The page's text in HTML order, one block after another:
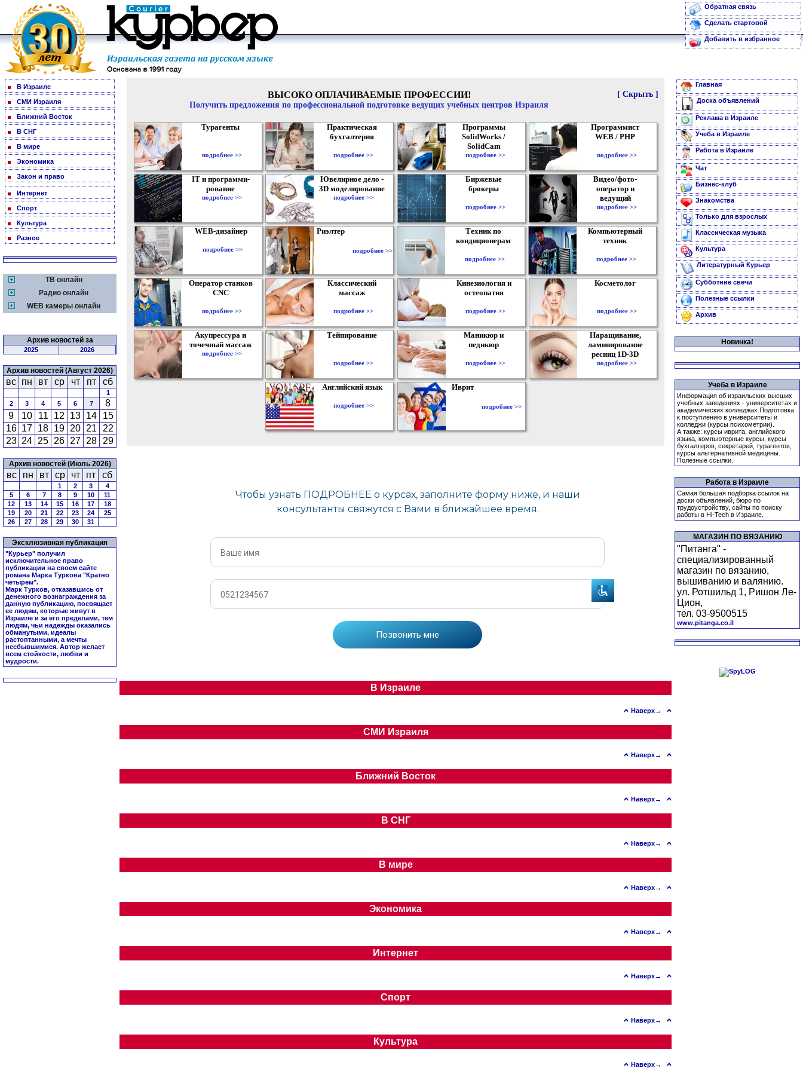
Обратная связь
Сделать стартовой
Добавить в избранное
В Израиле
СМИ Израиля
Ближний Восток
В СНГ
В мире
Экономика
Закон и право
Интернет
Спорт
Культура
Разное
ТВ онлайн
Радио онлайн
WEB камеры онлайн
Архив новостей за
2025 2026
Архив новостей (Август 2026)
вс пн вт ср чт пт сб
1
2
3 4 5 6 7
8
9
10 11 12 13 14
15
16 17 18 19 20 21
22
23 24 25 26 27 28 29
Архив новостей (Июль 2026)
вс пн вт ср чт пт сб
1 2 3
4
5
6 7 8 9 10
11
12
13 14 15 16 17
18
19
20 21 22 23 24
25
26
27 28 29 30 31
Эксклюзивная публикация
"Курьер" получил
исключительное право
публикации на своем сайте
романа Марка Туркова "Кратно
четырем".
Марк Турков, отказавшись от
денежного вознаграждения за
данную публикацию, посвящает
ее людям, которые живут в
Израиле и за его пределами, тем
людям, чьи надежды оказались
обманутыми, идеалы
растоптанными, а мечты
несбывшимися. Автор желает
всем стойкости, любви и
мудрости.
[ Скрыть ]
ВЫСОКО ОПЛАЧИВАЕМЫЕ ПРОФЕССИИ!
Получить предложения по профессиональной подготовке ведущих учебных центров Израиля
Турагенты
подробнее >>
Практическая
бухгалтерия
подробнее >>
Программы
SolidWorks /
SolidCam
подробнее >>
Программист
WEB / PHP
подробнее >>
IT и программи-
рование
подробнее >>
Ювелирное дело -
3D моделирование
подробнее >>
Биржевые
брокеры
подробнее >>
Видео/фото-
оператор и
ведущий
подробнее >>
WEB-дизайнер
подробнее >>
Риэлтер
подробнее >>
Техник по
кондиционерам
подробнее >>
Компьютерный
техник
подробнее >>
Оператор станков
CNC
подробнее >>
Классический
массаж
подробнее >>
Кинезиология и
остеопатия
подробнее >>
Косметолог
подробнее >>
Акупрессура и
точечный массаж
подробнее >>
Тейпирование
подробнее >>
Маникюр и
педикюр
подробнее >>
Наращивание,
ламинирование
ресниц 1D-3D
подробнее >>
Английский язык
подробнее >>
Иврит
подробнее >>
В Израиле
Наверх→
СМИ Израиля
Наверх→
Ближний Восток
Наверх→
В СНГ
Наверх→
В мире
Наверх→
Экономика
Наверх→
Интернет
Наверх→
Спорт
Наверх→
Культура
Наверх→
Главная
Доска объявлений
Реклама в Израиле
Учеба в Израиле
Работа в Израиле
Чат
Бизнес-клуб
Знакомства
Только для взрослых
Классическая музыка
Культура
Литературный Курьер
Субботние свечи
Полезные ссылки
Архив
Новинка!
Учеба в Израиле
Информация об израильских высших
учебных заведениях - университетах и
академических колледжах.Подготовка
к поступлению в университеты и
колледжи (курсы психометрии).
А также: курсы иврита, английского
языка, компьютерные курсы, курсы
бухгалтеров, секретарей, турагентов,
курсы альтернативной медицины.
Полезные ссылки.
Работа в Израиле
Самая большая подборка ссылок на
доски объявлений, бюро по
трудоустройству, сайты по поиску
работы в Hi-Tech в Израиле.
МАГАЗИН ПО ВЯЗАНИЮ
"Питанга" -
специализированный
магазин по вязанию,
вышиванию и валянию.
ул. Ротшильд 1, Ришон Ле-
Цион,
тел. 03-9500515
www.pitanga.co.il